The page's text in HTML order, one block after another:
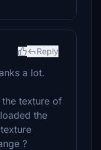
Reply
a lot.
the texture of
the
?